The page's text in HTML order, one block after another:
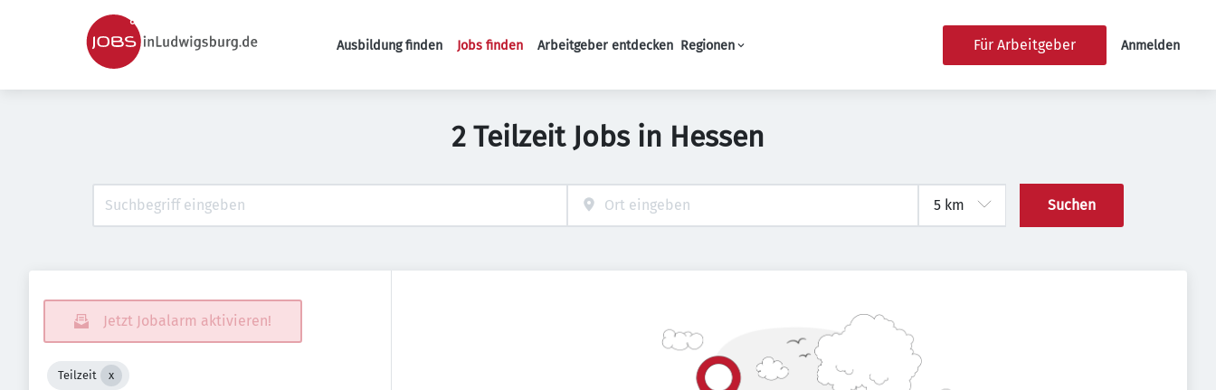
Haupt-Navigation
Ausbildung finden Jobs finden Arbeitgeber entdecken Regionen Für Arbeitgeber Anmelden
2 Teilzeit Jobs in Hessen
Suchen
Jetzt Jobalarm aktivieren!
Teilzeit